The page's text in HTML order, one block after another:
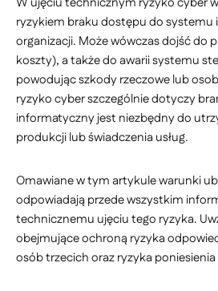
ryzykiem braku dostępu do
organizacji. Może wówczas dojść do
koszty), a także do awarii systemu
powodując szkody rzeczowe lub
ryzyko cyber szczególnie dotyczy
informatyczny jest niezbędny do
produkcji lub świadczenia usług.
Omawiane w tym artykule warunki
odpowiadają przede wszystkim
technicznemu ujęciu tego ryzyka.
obejmujące ochroną ryzyka
osób trzecich oraz ryzyka poniesienia